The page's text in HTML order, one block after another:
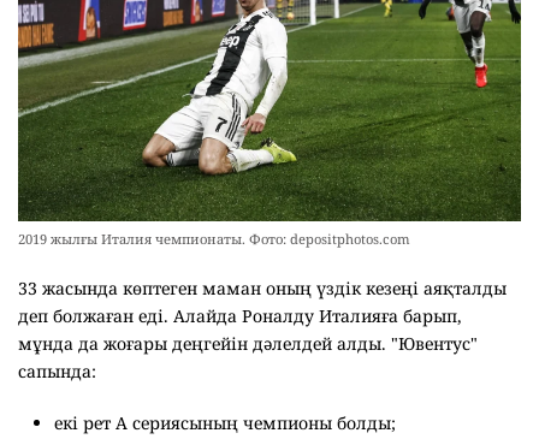
2019 жылғы Италия чемпионаты. Фото: depositphotos.com
33 жасында көптеген маман оның үздік кезеңі аяқталды
деп болжаған еді. Алайда Роналду Италияға барып,
мұнда да жоғары деңгейін дәлелдей алды. "Ювентус"
сапында:
екі рет А сериясының чемпионы болды;